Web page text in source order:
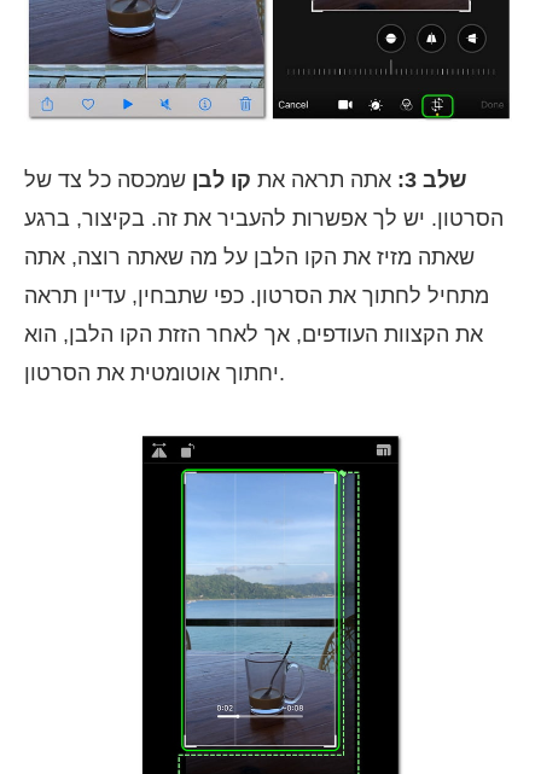
שלב 3: אתה תראה את קו לבן שמכסה כל צד של
הסרטון. יש לך אפשרות להעביר את זה. בקיצור, ברגע
שאתה מזיז את הקו הלבן על מה שאתה רוצה, אתה
מתחיל לחתוך את הסרטון. כפי שתבחין, עדיין תראה
את הקצוות העודפים, אך לאחר הזזת הקו הלבן, הוא
יחתוך אוטומטית את הסרטון.